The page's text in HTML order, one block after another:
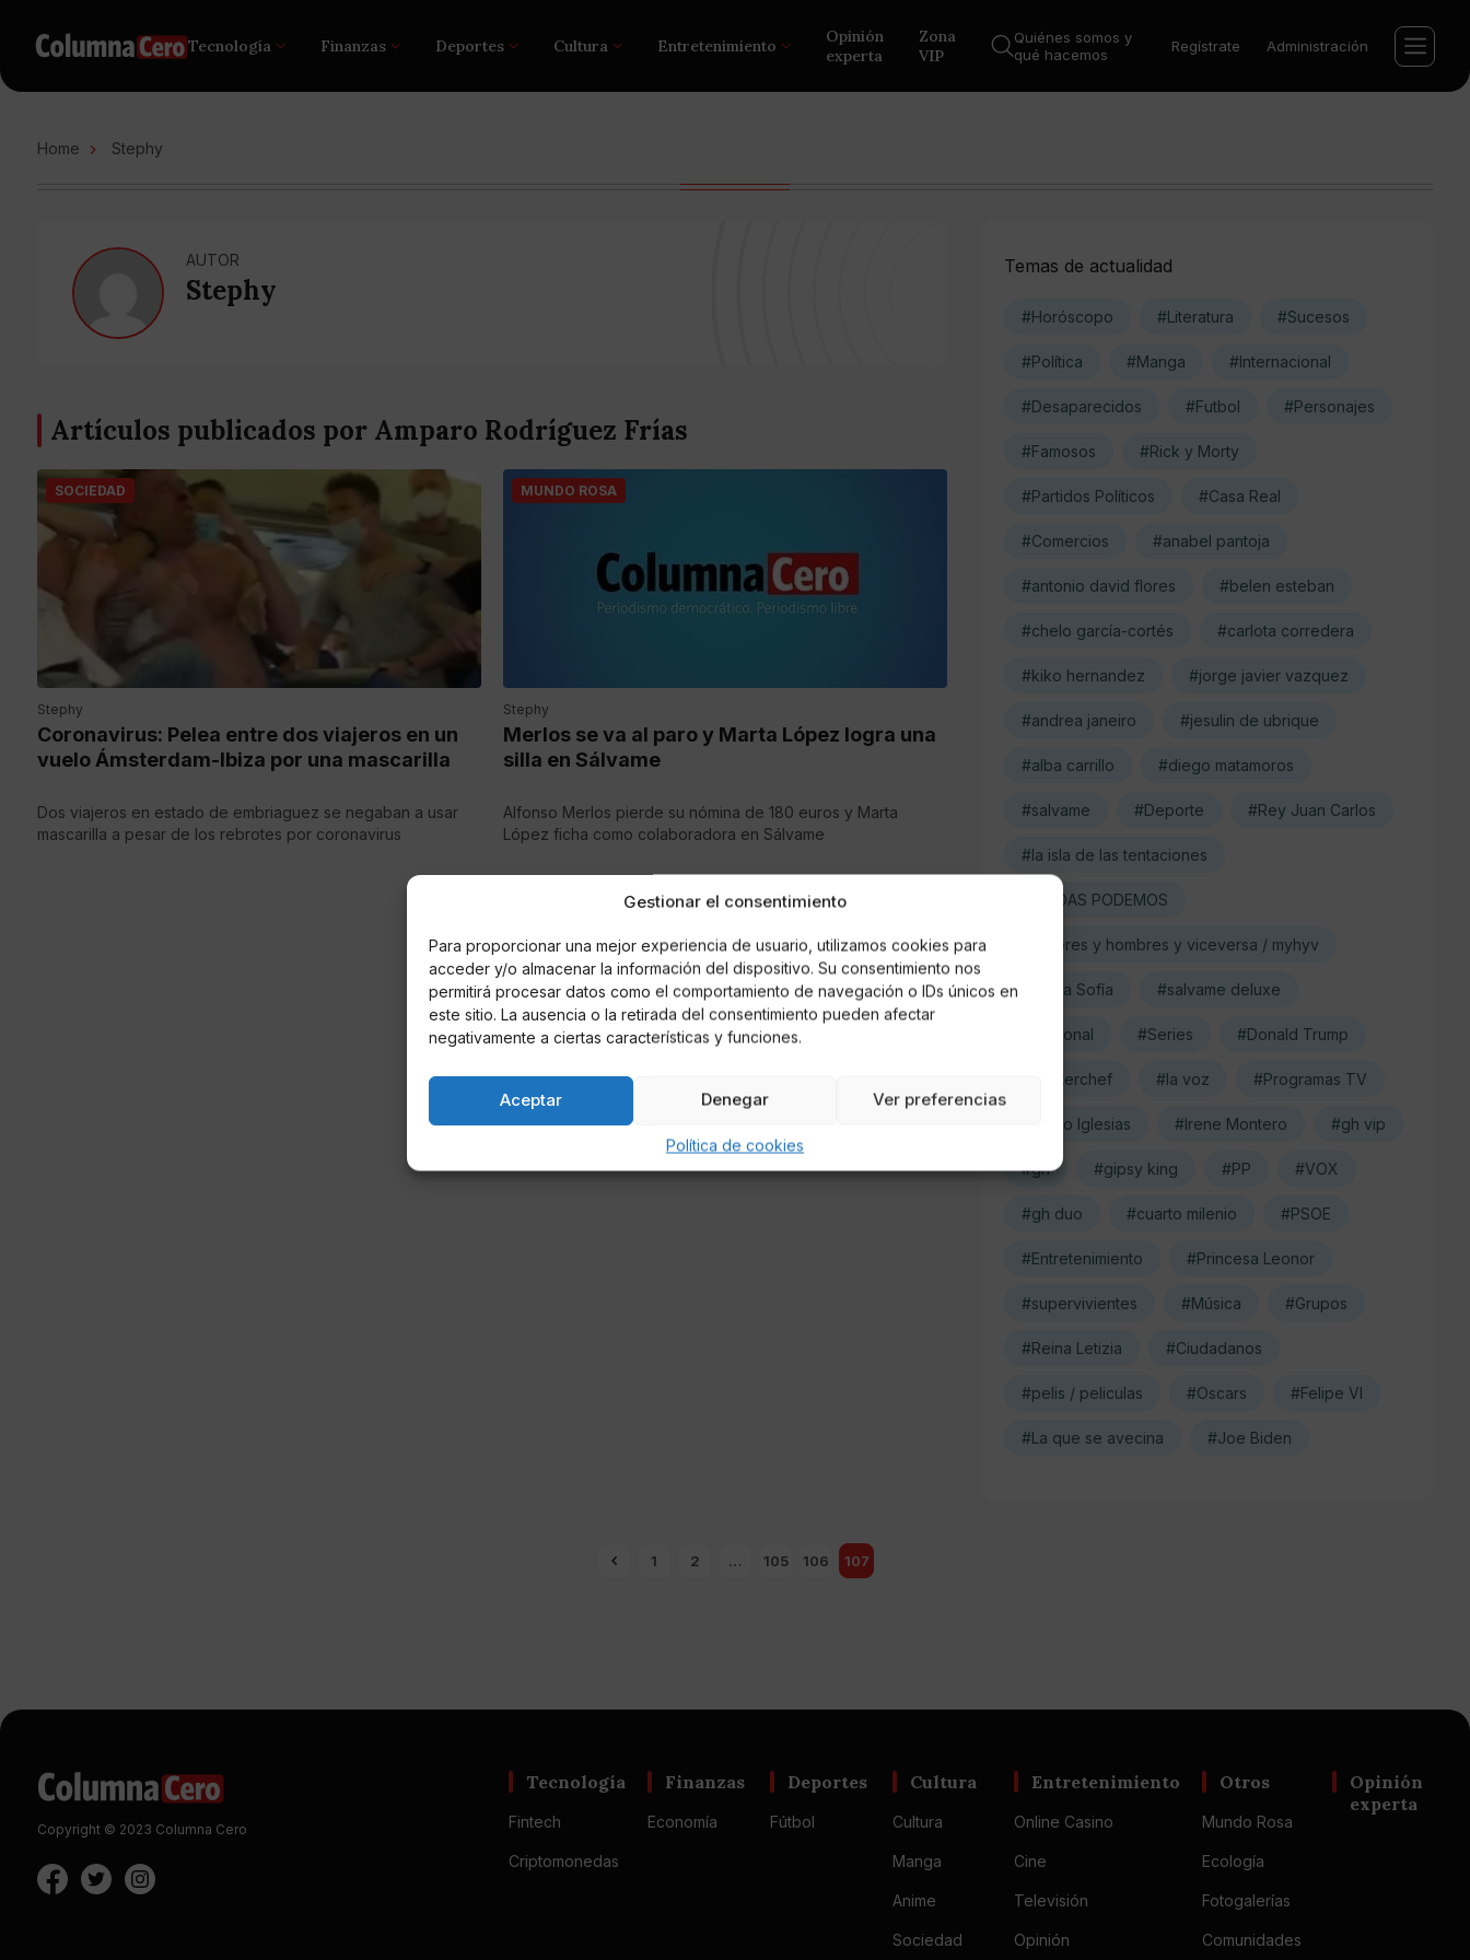
Gestionar el consentimiento
Para proporcionar una mejor experiencia de usuario, utilizamos cookies para
acceder y/o almacenar la información del dispositivo. Su consentimiento nos
permitirá procesar datos como el comportamiento de navegación o IDs únicos en
este sitio. La ausencia o la retirada del consentimiento pueden afectar
negativamente a ciertas características y funciones.
Aceptar Denegar Ver preferencias
Política de cookies
Tecnología Finanzas Deportes Cultura Entretenimiento
Opinión
experta
Zona
VIP
Quiénes somos y
qué hacemos
Regístrate Administración
Home Stephy
AUTOR
Stephy
Artículos publicados por Amparo Rodríguez Frías
SOCIEDAD
Stephy
Coronavirus: Pelea entre dos viajeros en un
vuelo Ámsterdam-Ibiza por una mascarilla
Dos viajeros en estado de embriaguez se negaban a usar
mascarilla a pesar de los rebrotes por coronavirus
MUNDO ROSA
Stephy
Merlos se va al paro y Marta López logra una
silla en Sálvame
Alfonso Merlos pierde su nómina de 180 euros y Marta
López ficha como colaboradora en Sálvame
Temas de actualidad
#Horóscopo #Literatura #Sucesos
#Política #Manga #Internacional
#Desaparecidos #Futbol #Personajes
#Famosos #Rick y Morty
#Partidos Políticos #Casa Real
#Comercios #anabel pantoja
#antonio david flores #belen esteban
#chelo garcía-cortés #carlota corredera
#kiko hernandez #jorge javier vazquez
#andrea janeiro #jesulin de ubrique
#alba carrillo #diego matamoros
#salvame #Deporte #Rey Juan Carlos
#la isla de las tentaciones
#UNIDAS PODEMOS
#mujeres y hombres y viceversa / myhyv
#Reina Sofía #salvame deluxe
#Nacional #Series #Donald Trump
#masterchef #la voz #Programas TV
#Pablo Iglesias #Irene Montero #gh vip
#gh #gipsy king #PP #VOX
#gh duo #cuarto milenio #PSOE
#Entretenimiento #Princesa Leonor
#supervivientes #Música #Grupos
#Reina Letizia #Ciudadanos
#pelis / peliculas #Oscars #Felipe VI
#La que se avecina #Joe Biden
1 2 … 105 106 107
Copyright © 2023 Columna Cero
Tecnología
Fintech
Criptomonedas
Finanzas
Economía
Deportes
Fútbol
Cultura
Cultura
Manga
Anime
Sociedad
Entretenimiento
Online Casino
Cine
Televisión
Opinión
Otros
Mundo Rosa
Ecología
Fotogalerías
Comunidades
Opinión
experta